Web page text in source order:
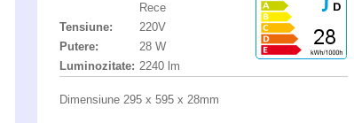
Rece
Tensiune:
220V
Putere:
28 W
Luminozitate: 2240 lm
Dimensiune 295 x 595 x 28mm